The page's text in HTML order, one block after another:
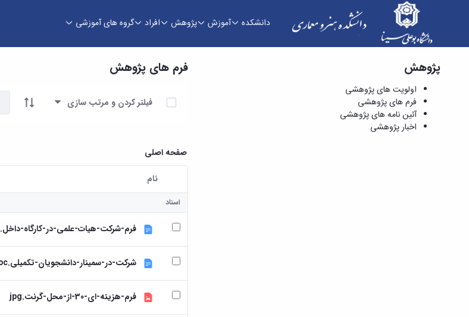
دانشکده آموزش پژوهش افراد گروه های آموزشی
فرم های پژوهشی - دانشکده هنر و معماری
پژوهش
اولویت های پژوهشی
فرم های پژوهشی
آئین نامه های پژوهشی
اخبار پژوهشی
فرم های پژوهش
آیتم ها را انتخاب کنید
فیلتر کردن و مرتب سازی
صفحه اصلی
کاربر انتخاب شده
نام
اسناد
فرم-شرکت-هیات-علمی-در-کارگاه-داخل.doc
شرکت-در-سمینار-دانشجویان-تکمیلی.doc
فرم-هزینه-ای-30-از-محل-گرنت.jpg